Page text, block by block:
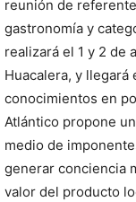
reunión de
gastronomía y
realizará el 1 y 2 de
Huacalera, y
conocimientos en
Atlántico propone
medio de
generar conciencia
valor del producto